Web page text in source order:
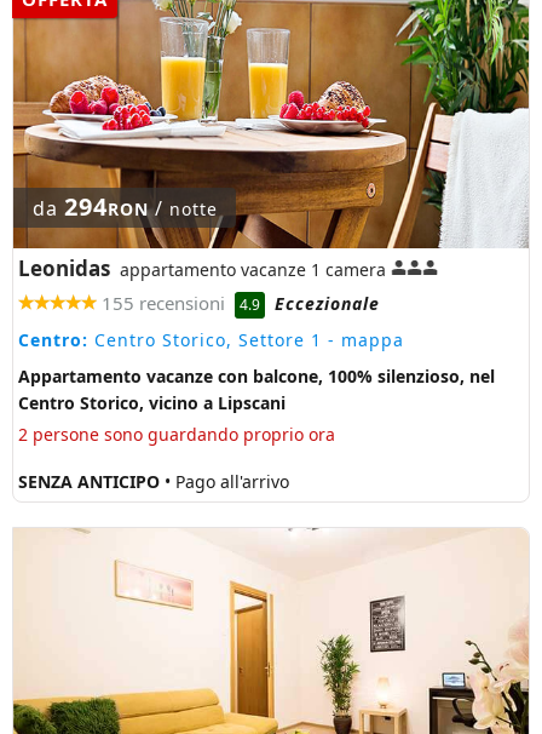
da 294RON/ notte
Leonidas appartamento vacanze 1 camera
155 recensioni 4.9
Eccezionale
Centro: Centro Storico, Settore 1 - mappa
Appartamento vacanze con balcone, 100% silenzioso, nel
Centro Storico, vicino a Lipscani
2 persone sono guardando proprio ora
SENZA ANTICIPO • Pago all'arrivo